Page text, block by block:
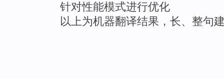
针对性能模式进行优化
以上为机器翻译结果，长、整句